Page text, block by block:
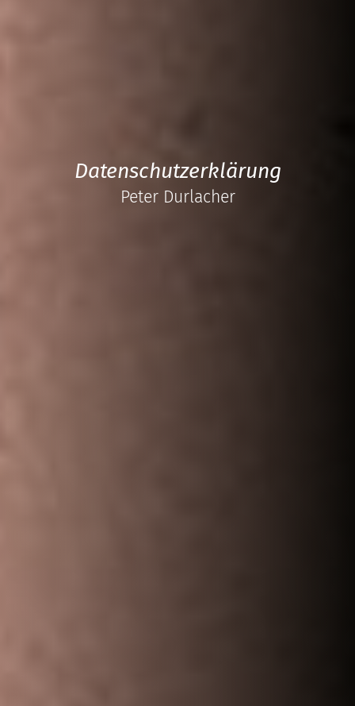
Datenschutzerklärung
Peter Durlacher